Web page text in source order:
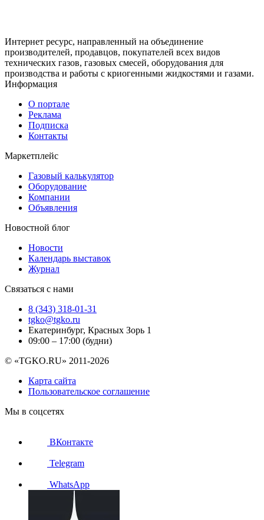
Интернет ресурс, направленный на объединение
производителей, продавцов, покупателей всех видов
технических газов, газовых смесей, оборудования для
производства и работы с криогенными жидкостями и газами.
Информация
О портале
Реклама
Подписка
Контакты
Маркетплейс
Газовый калькулятор
Оборудование
Компании
Объявления
Новостной блог
Новости
Календарь выставок
Журнал
Связаться с нами
8 (343) 318-01-31
tgko@tgko.ru
Екатеринбург, Красных Зорь 1
09:00 – 17:00 (будни)
© «TGKO.RU» 2011-2026
Карта сайта
Пользовательское соглашение
Мы в соцсетях
ВКонтакте
Telegram
WhatsApp